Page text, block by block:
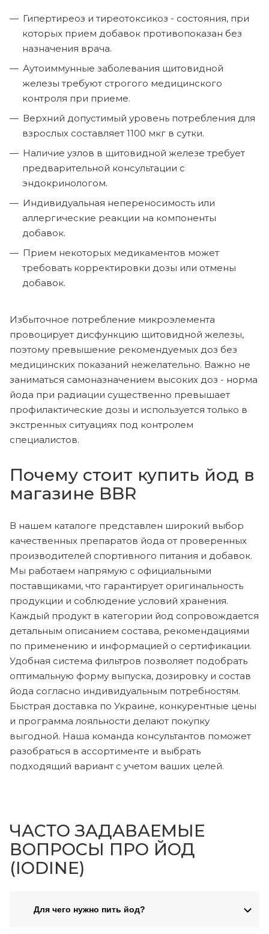
Гипертиреоз и тиреотоксикоз - состояния, при
которых прием добавок противопоказан без
назначения врача.
Аутоиммунные заболевания щитовидной
железы требуют строгого медицинского
контроля при приеме.
Верхний допустимый уровень потребления для
взрослых составляет 1100 мкг в сутки.
Наличие узлов в щитовидной железе требует
предварительной консультации с
эндокринологом.
Индивидуальная непереносимость или
аллергические реакции на компоненты
добавок.
Прием некоторых медикаментов может
требовать корректировки дозы или отмены
добавок.
Избыточное потребление микроэлемента
провоцирует дисфункцию щитовидной железы,
поэтому превышение рекомендуемых доз без
медицинских показаний нежелательно. Важно не
заниматься самоназначением высоких доз - норма
йода при радиации существенно превышает
профилактические дозы и используется только в
экстренных ситуациях под контролем
специалистов.
Почему стоит купить йод в
магазине BBR
В нашем каталоге представлен широкий выбор
качественных препаратов йода от проверенных
производителей спортивного питания и добавок.
Мы работаем напрямую с официальными
поставщиками, что гарантирует оригинальность
продукции и соблюдение условий хранения.
Каждый продукт в категории йод сопровождается
детальным описанием состава, рекомендациями
по применению и информацией о сертификации.
Удобная система фильтров позволяет подобрать
оптимальную форму выпуска, дозировку и состав
йода согласно индивидуальным потребностям.
Быстрая доставка по Украине, конкурентные цены
и программа лояльности делают покупку
выгодной. Наша команда консультантов поможет
разобраться в ассортименте и выбрать
подходящий вариант с учетом ваших целей.
ЧАСТО ЗАДАВАЕМЫЕ
ВОПРОСЫ ПРО ЙОД
(IODINE)
Для чего нужно пить йод?